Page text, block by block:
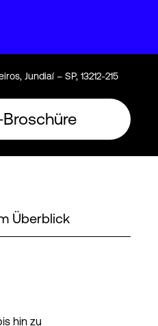
Jundiaí – SP, 13212-215
Überblick
hin zu